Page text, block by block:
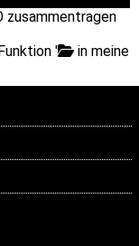
zusammentragen
'
in meine